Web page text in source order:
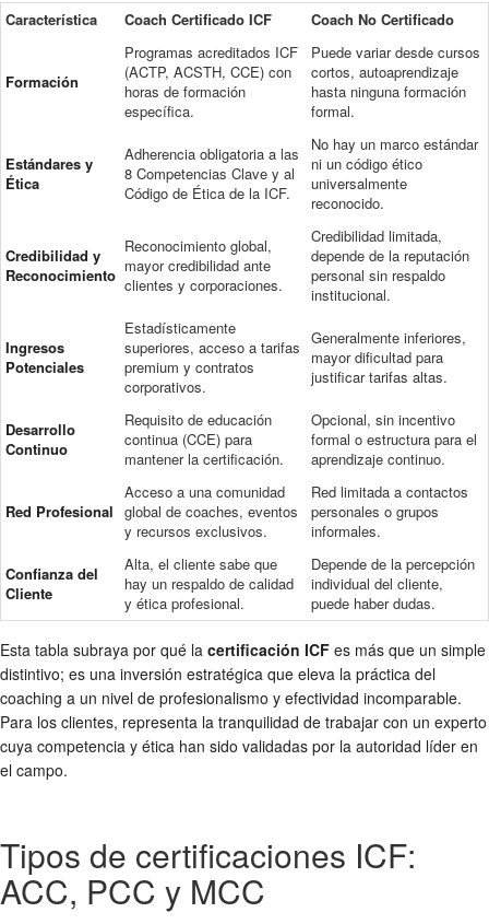
Característica Coach Certificado ICF Coach No Certificado
Formación
Programas acreditados ICF
(ACTP, ACSTH, CCE) con
horas de formación
específica.
Puede variar desde cursos
cortos, autoaprendizaje
hasta ninguna formación
formal.
Estándares y
Ética
Adherencia obligatoria a las
8 Competencias Clave y al
Código de Ética de la ICF.
No hay un marco estándar
ni un código ético
universalmente
reconocido.
Credibilidad y
Reconocimiento
Reconocimiento global,
mayor credibilidad ante
clientes y corporaciones.
Credibilidad limitada,
depende de la reputación
personal sin respaldo
institucional.
Ingresos
Potenciales
Estadísticamente
superiores, acceso a tarifas
premium y contratos
corporativos.
Generalmente inferiores,
mayor dificultad para
justificar tarifas altas.
Desarrollo
Continuo
Requisito de educación
continua (CCE) para
mantener la certificación.
Opcional, sin incentivo
formal o estructura para el
aprendizaje continuo.
Red Profesional
Acceso a una comunidad
global de coaches, eventos
y recursos exclusivos.
Red limitada a contactos
personales o grupos
informales.
Confianza del
Cliente
Alta, el cliente sabe que
hay un respaldo de calidad
y ética profesional.
Depende de la percepción
individual del cliente,
puede haber dudas.
Esta tabla subraya por qué la certificación ICF es más que un simple
distintivo; es una inversión estratégica que eleva la práctica del
coaching a un nivel de profesionalismo y efectividad incomparable.
Para los clientes, representa la tranquilidad de trabajar con un experto
cuya competencia y ética han sido validadas por la autoridad líder en
el campo.
Tipos de certificaciones ICF:
ACC, PCC y MCC